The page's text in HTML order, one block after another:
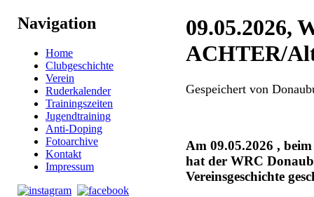
Navigation
Home
Clubgeschichte
Verein
Ruderkalender
Trainingszeiten
Jugendtraining
Anti-Doping
Fotoarchive
Kontakt
Impressum
09.05.2026,
ACHTER/
Gespeichert von
Am 09.05.2026 ,
hat der WRC
Vereinsgeschichte